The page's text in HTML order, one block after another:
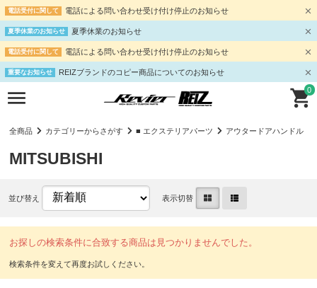
電話受付に関して 電話による問い合わせ受け付け停止のお知らせ
夏季休業のお知らせ 夏季休業のお知らせ
電話受付に関して 電話による問い合わせ受け付け停止のお知らせ
重要なお知らせ REIZブランドのコピー商品についてのお知らせ
0
全商品 カテゴリーからさがす ■ エクステリアパーツ アウタードアハンドル
MITSUBISHI
並び替え 表示切替
お探しの検索条件に合致する商品は見つかりませんでした。